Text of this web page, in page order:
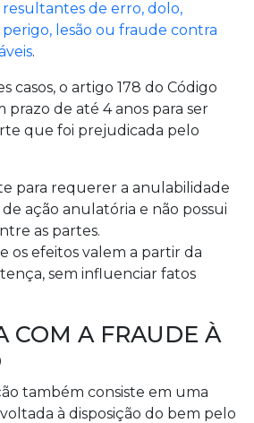
de erro, dolo,
lesão ou fraude contra
.
casos, o artigo 178 do Código
prazo de até 4 anos para ser
que foi prejudicada pelo
para requerer a anulabilidade
ação anulatória e não possui
as partes.
os efeitos valem a partir da
sem influenciar fatos
COM A FRAUDE À
também consiste em uma
à disposição do bem pelo